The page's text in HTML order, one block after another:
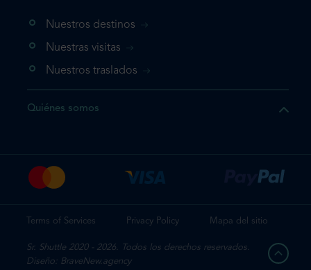
vaya directamente a su
su reserva.
una vez
Nuestros destinos
Nuestras visitas
Nuestros traslados
Quiénes somos
Terms of Services Privacy Policy Mapa del sitio
Sr. Shuttle 2020 - 2026. Todos los derechos reservados.
Diseño: BraveNew.agency